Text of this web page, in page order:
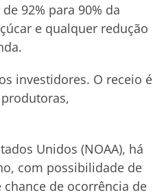
92% para 90% da
e qualquer redução
investidores. O receio é
Unidos (NOAA), há
com possibilidade de
de ocorrência de